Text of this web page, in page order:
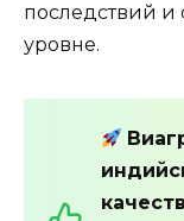
последствий и
уровне.